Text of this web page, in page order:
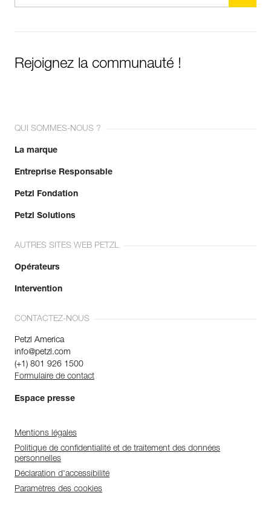
Rejoignez la communauté !
QUI SOMMES-NOUS ?
La marque
Entreprise Responsable
Petzl Fondation
Petzl Solutions
AUTRES SITES WEB PETZL
Opérateurs
Intervention
CONTACTEZ-NOUS
Petzl America
info@petzl.com
(+1) 801 926 1500
Formulaire de contact
Espace presse
Mentions légales
Politique de confidentialité et de traitement des données
personnelles
Déclaration d'accessibilité
Paramètres des cookies